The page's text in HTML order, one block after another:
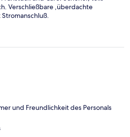
Verschließbare ,überdachte
und Freundlichkeit des Personals